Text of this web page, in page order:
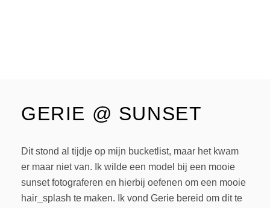
GERIE @ SUNSET
Dit stond al tijdje op mijn bucketlist, maar het kwam
er maar niet van. Ik wilde een model bij een mooie
sunset fotograferen en hierbij oefenen om een mooie
hair_splash te maken. Ik vond Gerie bereid om dit te